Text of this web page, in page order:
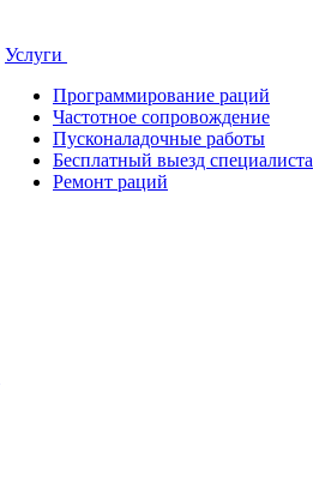
Услуги
Программирование раций
Частотное сопровождение
Пусконаладочные работы
Бесплатный выезд специалиста
Ремонт раций